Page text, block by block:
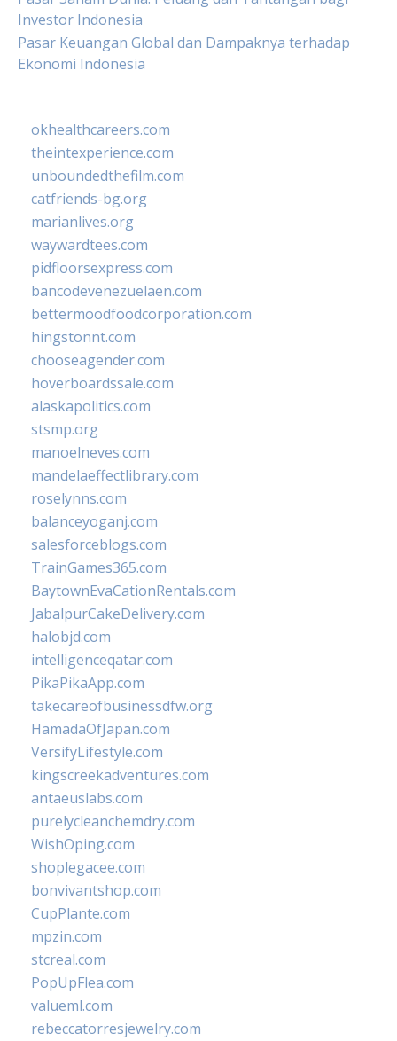
Investor Indonesia
Pasar Keuangan Global dan Dampaknya terhadap
Ekonomi Indonesia
okhealthcareers.com
theintexperience.com
unboundedthefilm.com
catfriends-bg.org
marianlives.org
waywardtees.com
pidfloorsexpress.com
bancodevenezuelaen.com
bettermoodfoodcorporation.com
hingstonnt.com
chooseagender.com
hoverboardssale.com
alaskapolitics.com
stsmp.org
manoelneves.com
mandelaeffectlibrary.com
roselynns.com
balanceyoganj.com
salesforceblogs.com
TrainGames365.com
BaytownEvaCationRentals.com
JabalpurCakeDelivery.com
halobjd.com
intelligenceqatar.com
PikaPikaApp.com
takecareofbusinessdfw.org
HamadaOfJapan.com
VersifyLifestyle.com
kingscreekadventures.com
antaeuslabs.com
purelycleanchemdry.com
WishOping.com
shoplegacee.com
bonvivantshop.com
CupPlante.com
mpzin.com
stcreal.com
PopUpFlea.com
valueml.com
rebeccatorresjewelry.com